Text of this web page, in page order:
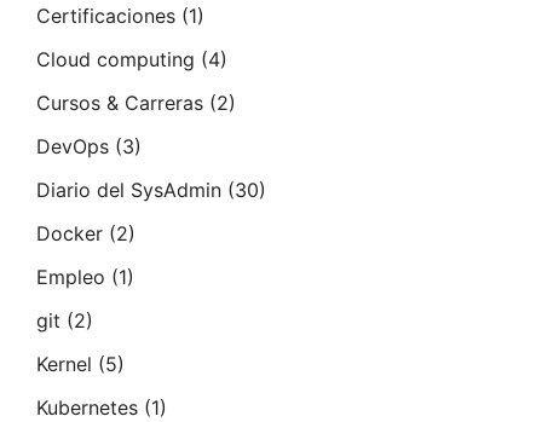
Certificaciones (1)
Cloud computing (4)
Cursos & Carreras (2)
DevOps (3)
Diario del SysAdmin (30)
Docker (2)
Empleo (1)
git (2)
Kernel (5)
Kubernetes (1)